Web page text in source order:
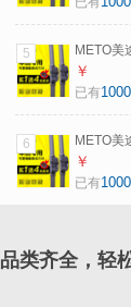
雨刷条
年CR-V
5
METO美
本田汽车
器雅阁6
雨刷条
年本田飞
￥
已有1000
6
METO美
本田汽车
器雅阁6
年雅阁七
￥
已有1000
品类齐全，轻